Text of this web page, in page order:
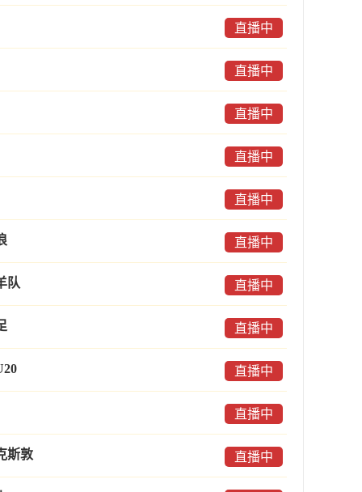
直播中
直播中
直播中
直播中
直播中
直播中
队 直播中
直播中
直播中
直播中
斯敦 直播中